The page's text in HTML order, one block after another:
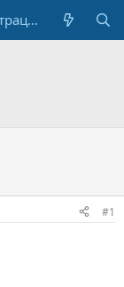
Регистрация
#1